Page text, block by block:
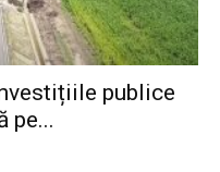
publice
pe...